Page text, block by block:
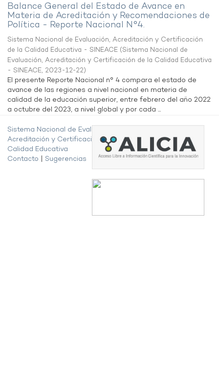
Balance General del Estado de Avance en
Materia de Acreditación y Recomendaciones de
Política - Reporte Nacional N°4.
Sistema Nacional de Evaluación, Acreditación y Certificación
de la Calidad Educativa - SINEACE (Sistema Nacional de
Evaluación, Acreditación y Certificación de la Calidad Educativa
- SINEACE, 2023-12-22)
El presente Reporte Nacional n° 4 compara el estado de
avance de las regiones a nivel nacional en materia de
calidad de la educación superior, entre febrero del año 2022
a octubre del 2023, a nivel global y por cada ...
Sistema Nacional de Evaluación,
Acreditación y Certificación de la
Calidad Educativa
Contacto
Sugerencias